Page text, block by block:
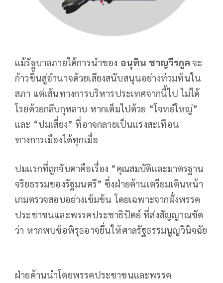
แม้รัฐบาลภายใต้การนำของ อนุทิน ชาญวีรกูล จะ
ก้าวขึ้นสู่อำนาจด้วยเสียงสนับสนุนอย่างท่วมท้นใน
สภา แต่เส้นทางการบริหารประเทศจากนี้ไป ไม่ได้
โรยด้วยกลีบกุหลาบ หากเต็มไปด้วย “โจทย์ใหญ่”
และ “ปมเสี่ยง” ที่อาจกลายเป็นแรงสะเทือน
ทางการเมืองได้ทุกเมื่อ
ปมแรกที่ถูกจับตาคือเรื่อง “คุณสมบัติและมาตรฐาน
จริยธรรมของรัฐมนตรี” ซึ่งฝ่ายค้านเตรียมเดินหน้า
เกมตรวจสอบอย่างเข้มข้น โดยเฉพาะจากฝั่งพรรค
ประชาชนและพรรคประชาธิปัตย์ ที่ส่งสัญญาณชัด
ว่า หากพบข้อพิรุธอาจยื่นให้ศาลรัฐธรรมนูญวินิจฉัย
ฝ่ายค้านนำโดยพรรคประชาชนและพรรค